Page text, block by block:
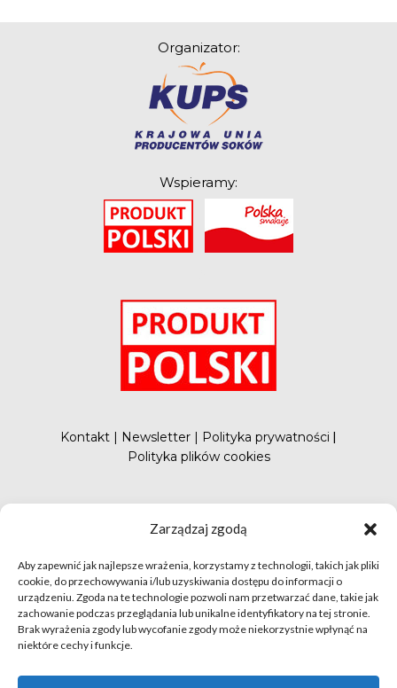
Zarządzaj zgodą
Aby zapewnić jak najlepsze wrażenia, korzystamy z technologii, takich jak pliki
cookie, do przechowywania i/lub uzyskiwania dostępu do informacji o
urządzeniu. Zgoda na te technologie pozwoli nam przetwarzać dane, takie jak
zachowanie podczas przeglądania lub unikalne identyfikatory na tej stronie.
Brak wyrażenia zgody lub wycofanie zgody może niekorzystnie wpłynąć na
niektóre cechy i funkcje.
Organizator:
Wspieramy:
Kontakt Newsletter Polityka prywatności
Polityka plików cookies
zastrzeżone | realizacjaHillnet